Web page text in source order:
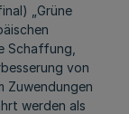
„Grüne
Schaffung,
von
Zuwendungen
werden als